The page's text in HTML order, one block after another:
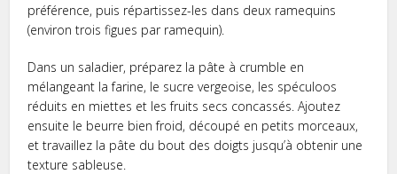
préférence, puis répartissez-les dans deux ramequins
(environ trois figues par ramequin).
Dans un saladier, préparez la pâte à crumble en
mélangeant la farine, le sucre vergeoise, les spéculoos
réduits en miettes et les fruits secs concassés. Ajoutez
ensuite le beurre bien froid, découpé en petits morceaux,
et travaillez la pâte du bout des doigts jusqu’à obtenir une
texture sableuse.